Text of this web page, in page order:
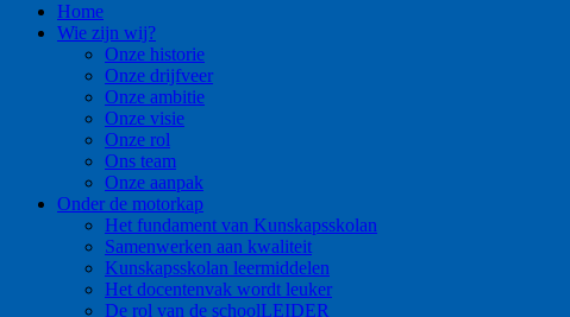
Home
Wie zijn wij?
Onze historie
Onze drijfveer
Onze ambitie
Onze visie
Onze rol
Ons team
Onze aanpak
Onder de motorkap
Het fundament van Kunskapsskolan
Samenwerken aan kwaliteit
Kunskapsskolan leermiddelen
Het docentenvak wordt leuker
De rol van de schoolLEIDER